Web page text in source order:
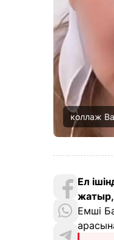
коллаж
Ел
жатыр,
Емші